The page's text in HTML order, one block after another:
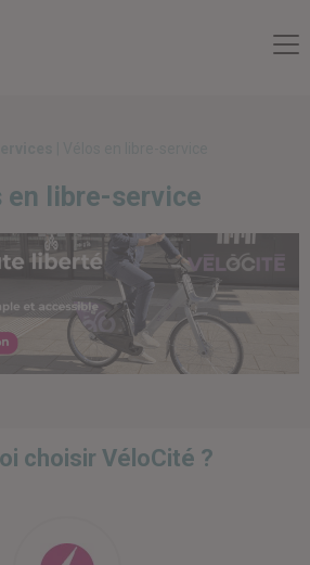
en libre-service
choisir VéloCité ?